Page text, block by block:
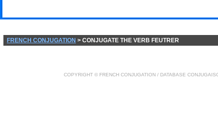
FRENCH CONJUGATION > CONJUGATE THE VERB FEUTRER
COPYRIGHT © FRENCH CONJUGATION / DATABASE